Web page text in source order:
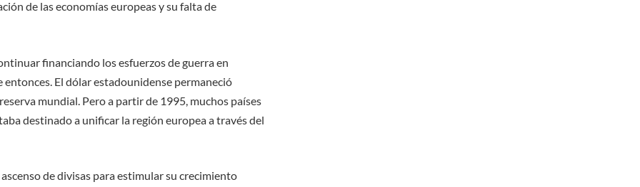
de las economías europeas y su falta de
financiando los esfuerzos de guerra en
El dólar estadounidense permaneció
mundial. Pero a partir de 1995, muchos países
destinado a unificar la región europea a través del
de divisas para estimular su crecimiento